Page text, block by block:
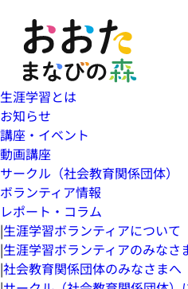
生涯学習とは
お知らせ
講座・イベント
動画講座
サークル（社会教育関係団体）
ボランティア情報
レポート・コラム
|生涯学習ボランティアについて
|生涯学習ボランティアのみなさ
|社会教育関係団体のみなさまへ